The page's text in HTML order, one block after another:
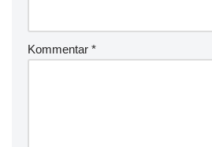
Kommentar *